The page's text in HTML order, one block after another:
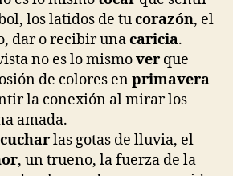
los latidos de tucorazón, el
dar o recibir unacaricia.
no es lo mismover que
de colores enprimavera
la conexión al mirar los
amada.
las gotas de lluvia, el
, un trueno, la fuerza de la